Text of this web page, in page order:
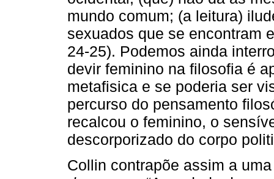
mundo comum; (a leitura)
sexuados que se encontram
24-25). Podemos ainda
devir feminino na filosofia é
metafisica e se poderia ser
percurso do pensamento
recalcou o feminino, o
descorporizado do corpo
Collin contrapõe assim a